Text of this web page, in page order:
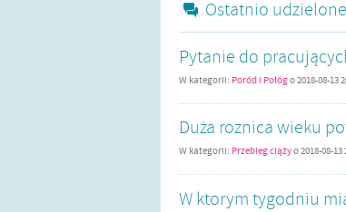
Ostatnio
Pytanie do
W kategorii: Poród i Połógo2018-08-13
Duża roznica wieku
W kategorii: Przebieg ciążyo2018-08-13
W ktorym tygodniu